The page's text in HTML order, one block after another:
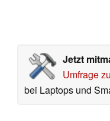
Jetzt
Umfrage
bei Laptops und